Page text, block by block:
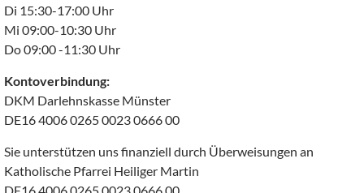
Di 15:30-17:00 Uhr
Mi 09:00-10:30 Uhr
Do 09:00 -11:30 Uhr
Kontoverbindung:
DKM Darlehnskasse Münster
DE16 4006 0265 0023 0666 00
Sie unterstützen uns finanziell durch Überweisungen an
Katholische Pfarrei Heiliger Martin